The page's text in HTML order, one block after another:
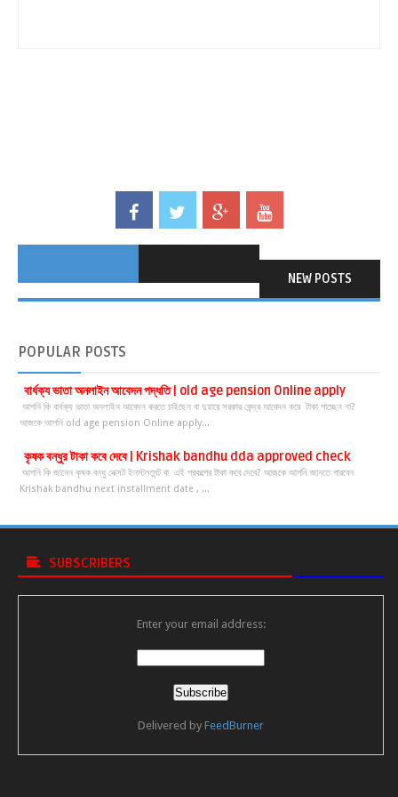
NEW POSTS
POPULAR POSTS
বার্ধক্য ভাতা অনলাইন আবেদন পদ্ধতি | old age pension Online apply
আপনি কি বার্ধক্য ভাতা অনলাইন আবেদন করতে চাইছেন বা দুয়ারে সরকার কেন্দ্র আবেদন করে টাকা পাচ্ছেন না?
আজকে আপনি old age pension Online apply...
কৃষক বন্ধুর টাকা কবে দেবে | Krishak bandhu dda approved check
আপনি কি জানেন কৃষক বন্ধু নেক্সট ইনস্টলমেন্ট বা এই প্রকল্পের টাকা কবে দেবে? আজকে আপনি জানতে পারবেন
Krishak bandhu next installment date , ...
SUBSCRIBERS
Enter your email address:
Delivered byFeedBurner